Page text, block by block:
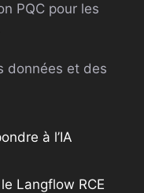
PQC pour les
données et des
à l’IA
Langflow RCE